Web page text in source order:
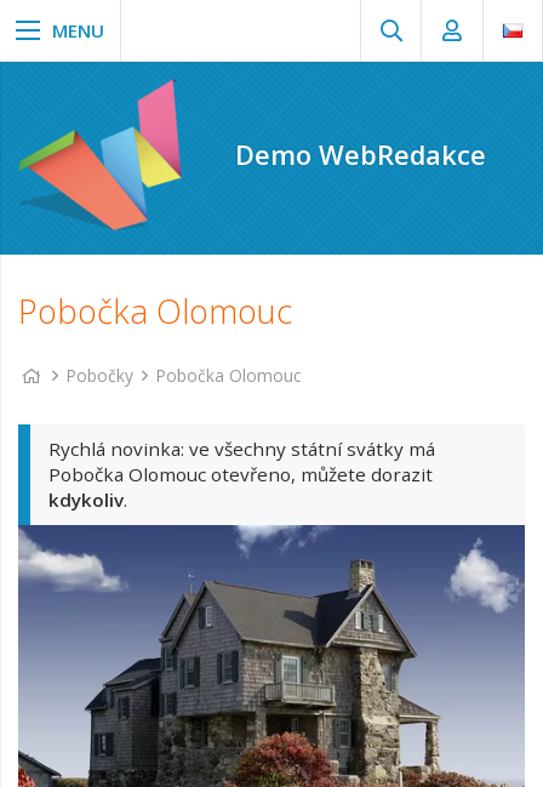
Demo WebRedakce
Pobočka Olomouc
Pobočky Pobočka Olomouc
Rychlá novinka: ve všechny státní svátky má
Pobočka Olomouc otevřeno, můžete dorazit
kdykoliv.